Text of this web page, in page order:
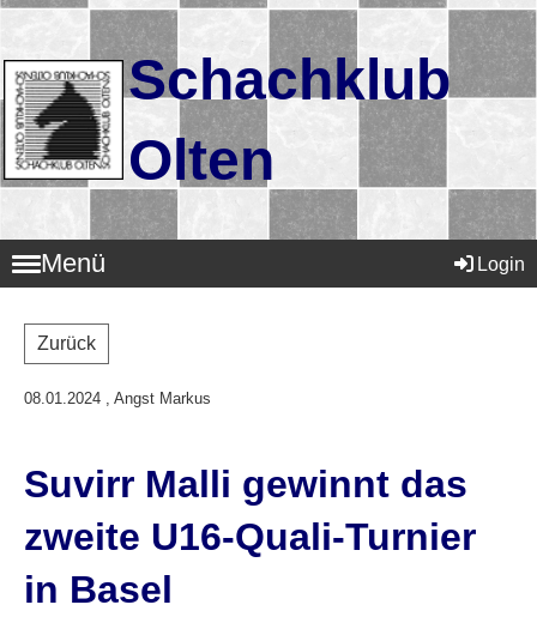
Schachklub
Olten
Menü Login
Zurück
08.01.2024 , Angst Markus
Suvirr Malli gewinnt das
zweite U16-Quali-Turnier
in Basel